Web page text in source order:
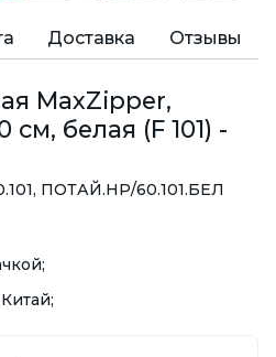
Доставка Отзывы
MaxZipper,
белая (F 101) -
ПОТАЙ.НР/60.101.БЕЛ